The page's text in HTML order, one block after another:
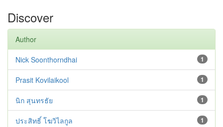
Discover
Author
1
Nick Soonthorndhai
1
Prasit Kovilaikool
1
นิก สุนทรธัย
1
ประสิทธิ์ โฆวิไลกูล